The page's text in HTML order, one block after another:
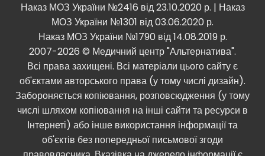
Наказ МОЗ України №2416 від 23.10.2020 р. | Наказ
МОЗ України №1301 від 03.06.2020 р.
Наказ МОЗ України №1790 від 14.08.2019 р.
2007-2026 © Медичний центр "Альтернатива".
Всі права захищені. Всі матеріали цього сайту є
об'єктами авторського права (у тому числі дизайн).
Забороняється копіювання, розповсюдження (у тому
числі шляхом копіювання на інші сайти та ресурси в
Інтернеті) або інше використання інформації та
об'єктів без попередньої письмової згоди